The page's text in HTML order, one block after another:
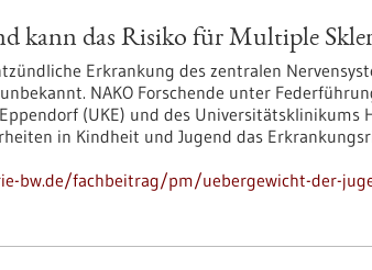
kann das Risiko für Multiple
Erkrankung des zentralen
NAKO Forschende unter
(UKE) und des Universitätsklinikums
in Kindheit und Jugend das
bw.de/fachbeitrag/pm/uebergewicht-der-